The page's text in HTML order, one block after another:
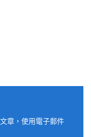
章，使用電子郵件